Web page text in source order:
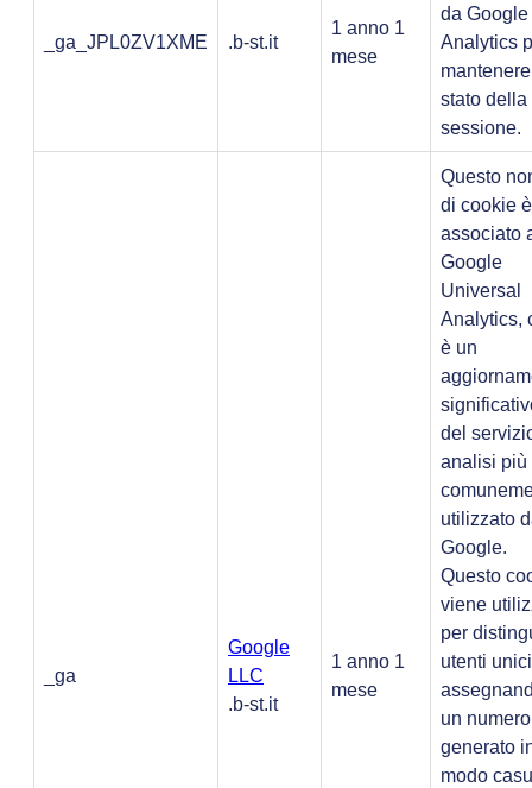
_ga_JPL0ZV1XME .b-st.it
1 anno 1
mese
da Google
Analytics
stato della
sessione.
_ga
Google
LLC
.b-st.it
1 anno 1
mese
Questo
di cookie è
associato
Google
Universal
Analytics,
è un
del
analisi più
utilizzato
Google.
Questo
viene
per
utenti unici
un numero
generato
modo